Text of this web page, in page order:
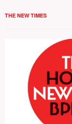
THE NEW TIMES